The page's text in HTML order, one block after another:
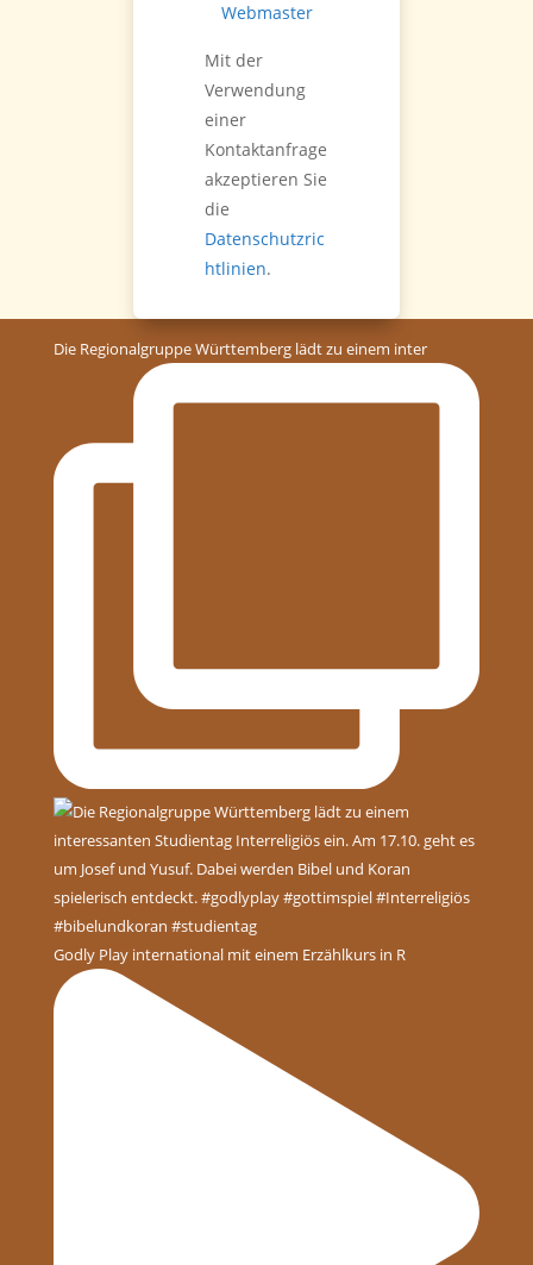
Webmaster
Mit der
Verwendung
einer
Kontaktanfrage
akzeptieren Sie
die
Datenschutzric
htlinien.
Die Regionalgruppe Württemberg lädt zu einem inter
Godly Play international mit einem Erzählkurs in R